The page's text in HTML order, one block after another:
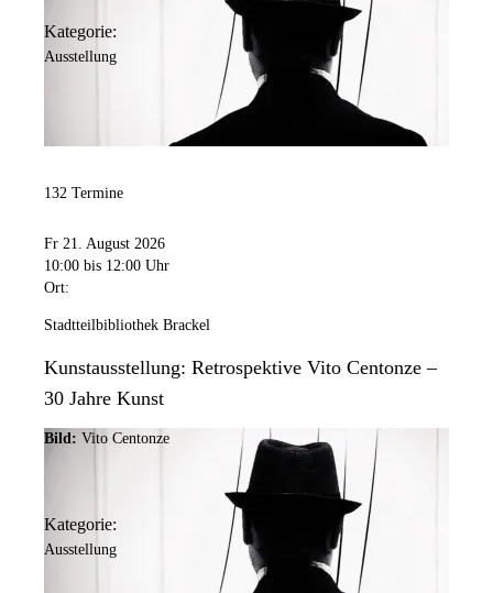
Kategorie:
Ausstellung
132 Termine
Fr 21. August 2026
10:00 bis 12:00 Uhr
Ort:
Stadtteilbibliothek Brackel
Kunstausstellung: Retrospektive Vito Centonze –
30 Jahre Kunst
Bild: Vito Centonze
Kategorie:
Ausstellung